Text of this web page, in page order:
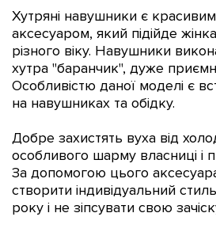
Хутряні навушники є
аксесуаром, який підійде
різного віку. Навушники
хутра ''баранчик'', дуже
Особливістю даної моделі є
на навушниках та обідку.
Добре захистять вуха від
особливого шарму власниці і
За допомогою цього
створити індивідуальний
року і не зіпсувати свою